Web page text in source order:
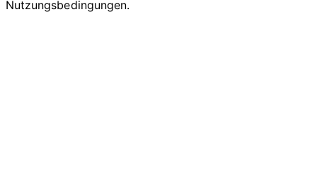
Nutzungsbedingungen.